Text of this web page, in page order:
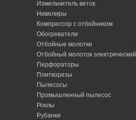
Измельчитель веток
Нивелиры
Компрессор с отбойником
Обогреватели
Отбойные молотки
Отбойный молоток электрический
Перфораторы
Плиткорезы
Пылесосы
Промышленный пылесос
Роклы
Рубанки